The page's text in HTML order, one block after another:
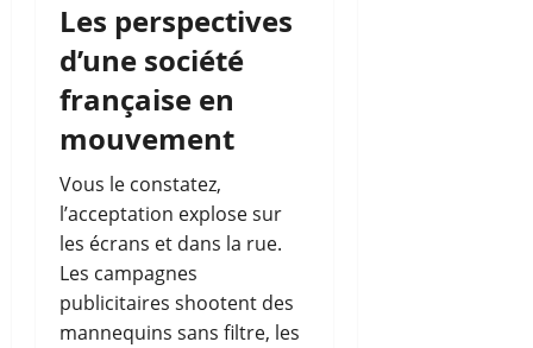
Les perspectives
d’une société
française en
mouvement
Vous le constatez,
l’acceptation explose sur
les écrans et dans la rue.
Les campagnes
publicitaires shootent des
mannequins sans filtre, les